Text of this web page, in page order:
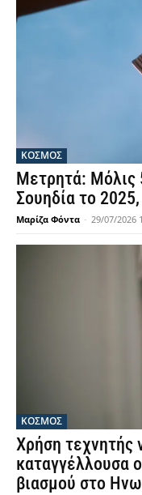
ΚΟΣΜΟΣ
Μετρητά: Μόλις
Σουηδία το
Μαρίζα Φόντα - 29/07/2026
ΚΟΣΜΟΣ
Χρήση τεχνητής
καταγγέλλουσα
βιασμού στο